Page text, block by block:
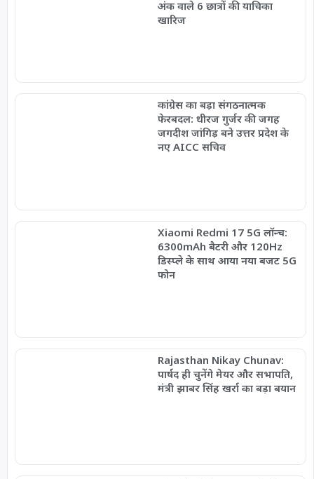
अंक वाले 6 छात्रों की याचिका
खारिज
कांग्रेस का बड़ा संगठनात्मक
फेरबदल: धीरज गुर्जर की जगह
जगदीश जांगिड़ बने उत्तर प्रदेश के
नए AICC सचिव
Xiaomi Redmi 17 5G लॉन्च:
6300mAh बैटरी और 120Hz
डिस्प्ले के साथ आया नया बजट 5G
फोन
Rajasthan Nikay Chunav:
पार्षद ही चुनेंगे मेयर और सभापति,
मंत्री झाबर सिंह खर्रा का बड़ा बयान